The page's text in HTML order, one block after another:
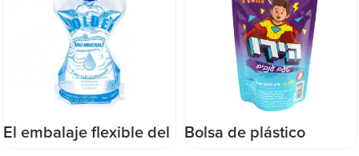
Bolsa de plástico
La aduana del